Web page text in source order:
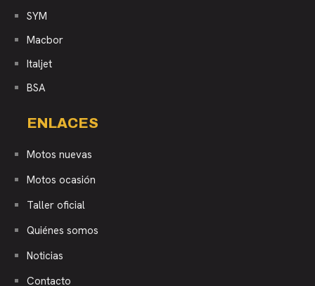
SYM
Macbor
Italjet
BSA
ENLACES
Motos nuevas
Motos ocasión
Taller oficial
Quiénes somos
Noticias
Contacto